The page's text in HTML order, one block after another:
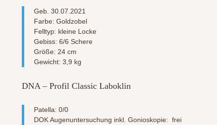
Geb. 30.07.2021
Farbe: Goldzobel
Felltyp: kleine Locke
Gebiss: 6/6 Schere
Größe: 24 cm
Gewicht: 3,9 kg
DNA – Profil Classic Laboklin
Patella: 0/0
DOK Augenuntersuchung inkl. Gonioskopie: frei